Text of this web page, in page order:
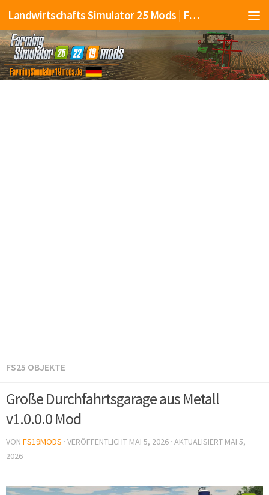
Landwirtschafts Simulator 25 Mods | Farming Simulator 25 Mods | FS25 Mods
FS25 OBJEKTE
Große Durchfahrtsgarage aus Metall
v1.0.0.0 Mod
VON FS19MODS · VERÖFFENTLICHT MAI 5, 2026 · AKTUALISIERT MAI 5,
2026